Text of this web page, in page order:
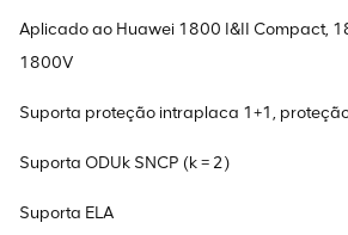
Aplicado ao Huawei 1800 I&II Compact,
1800V
Suporta proteção intraplaca 1+1,
Suporta ODUk SNCP (k = 2)
Suporta ELA